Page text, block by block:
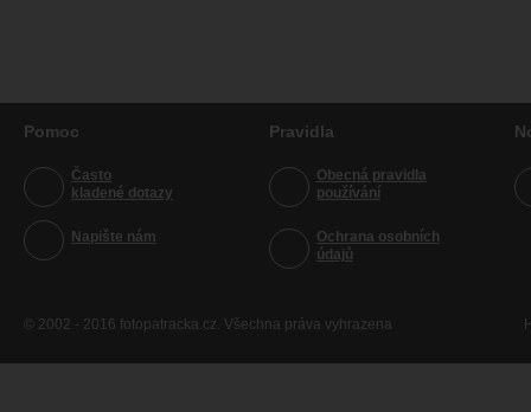
Pomoc
Často
kladené dotazy
Napište nám
Pravidla
Obecná pravidla
používání
Ochrana osobních
údajů
© 2002 - 2016 fotopatracka.cz. Všechna práva vyhrazena